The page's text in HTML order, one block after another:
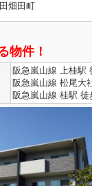
畑田町
物件！
阪急嵐山線 上桂駅
阪急嵐山線 松尾大
阪急嵐山線 桂駅 徒